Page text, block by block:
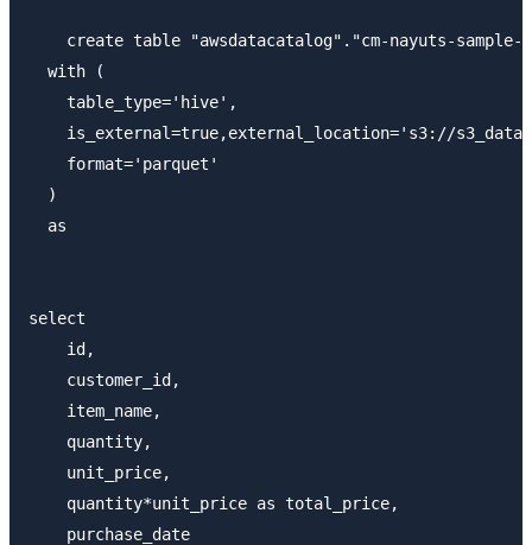
create table "awsdatacatalog"."cm-nayuts-
  with (
    table_type='hive',
is_external=true,external_location='s3://
    format='parquet'
  )
  as
select
    id,
    customer_id,
    item_name,
    quantity,
    unit_price,
    quantity*unit_price as total_price,
    purchase_date